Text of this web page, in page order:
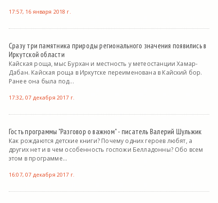
17:57, 16 января 2018 г.
Сразу три памятника природы регионального значения появились в
Иркутской области
Кайская роща, мыс Бурхан и местность у метеостанции Хамар-
Дабан. Кайская роща в Иркутске переименована в Кайский бор.
Ранее она была под...
17:32, 07 декабря 2017 г.
Гость программы "Разговор о важном" - писатель Валерий Шульжик
Как рождаются детские книги? Почему одних героев любят, а
других нет и в чем особенность госпожи Белладонны? Обо всем
этом в программе...
16:07, 07 декабря 2017 г.